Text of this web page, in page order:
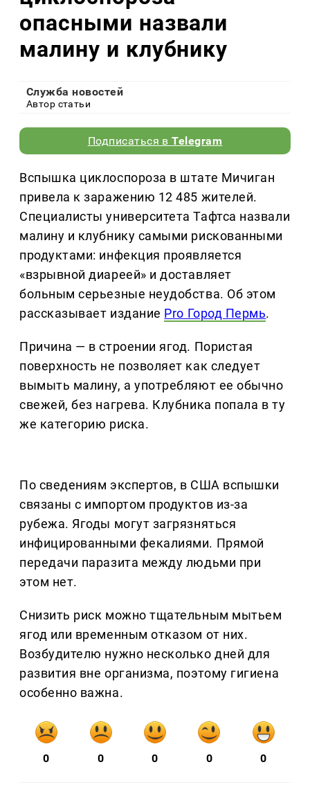
опасными назвали
малину и клубнику
Служба новостей
Автор статьи
Подписаться вTelegram
Вспышка циклоспороза в штате Мичиган
привела к заражению 12 485 жителей.
Специалисты университета Тафтса назвали
малину и клубнику самыми рискованными
продуктами: инфекция проявляется
«взрывной диареей» и доставляет
больным серьезные неудобства. Об этом
рассказывает издание Pro Город Пермь.
Причина — в строении ягод. Пористая
поверхность не позволяет как следует
вымыть малину, а употребляют ее обычно
свежей, без нагрева. Клубника попала в ту
же категорию риска.
По сведениям экспертов, в США вспышки
связаны с импортом продуктов из-за
рубежа. Ягоды могут загрязняться
инфицированными фекалиями. Прямой
передачи паразита между людьми при
этом нет.
Снизить риск можно тщательным мытьем
ягод или временным отказом от них.
Возбудителю нужно несколько дней для
развития вне организма, поэтому гигиена
особенно важна.
0 0 0 0 0